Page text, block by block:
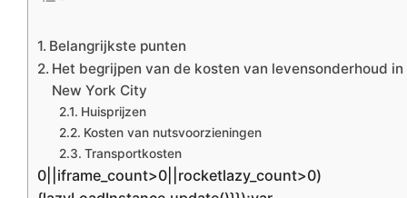
Belangrijkste punten
Het begrijpen van de kosten van levensonderhoud in
New York City
Huisprijzen
Kosten van nutsvoorzieningen
Transportkosten
0||iframe_count>0||rocketlazy_count>0)